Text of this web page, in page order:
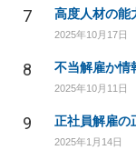
7 高度人材の能
2025年10月17日
8 不当解雇か情
2025年10月11日
9 正社員解雇の
2025年1月14日